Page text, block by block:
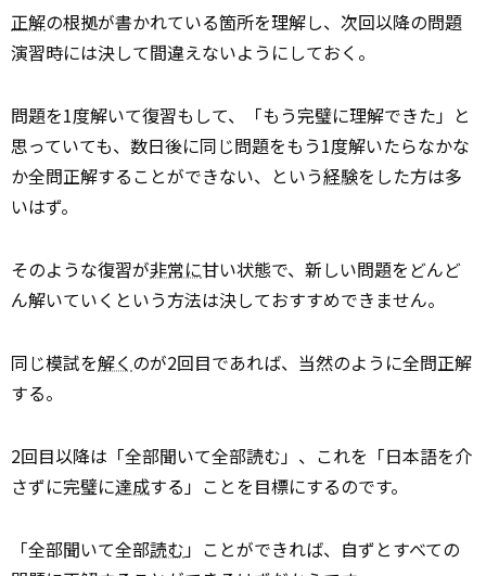
正解の根拠が書かれている箇所を理解し、次回以降の問題
演習時には決して間違えないようにしておく。
問題を1度解いて復習もして、「もう完璧に理解できた」と
思っていても、数日後に同じ問題をもう1度解いたらなかな
か全問正解することができない、という経験をした方は多
いはず。
そのような復習が非常に甘い状態で、新しい問題をどんど
ん解いていくという方法は決しておすすめできません。
同じ模試を解く のが2回目であれば、当然のように全問正解
する。
2回目以降は「全部聞いて全部読む」、これを「日本語を介
さずに完璧に達成する」ことを目標にするのです。
「全部聞いて全部読む」ことができれば、自ずとすべての